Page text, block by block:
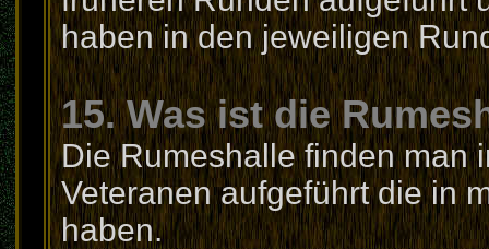
haben in den jeweiligen
15. Was ist die
Die Rumeshalle finden man
Veteranen aufgeführt die in
haben.